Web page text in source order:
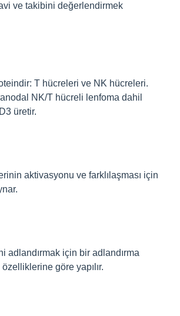
ve takibini değerlendirmek
T hücreleri ve NK hücreleri.
NK/T hücreli lenfoma dahil
üretir.
aktivasyonu ve farklılaşması için
adlandırmak için bir adlandırma
göre yapılır.